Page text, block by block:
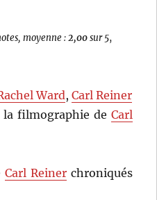
moyenne : 2,00sur 5,
Ward,Carl Reiner
la filmographie de Carl
Carl Reinerchroniqués